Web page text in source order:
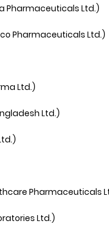
Pharmaceuticals Ltd.)
Pharmaceuticals Ltd.)
Ltd.)
Ltd.)
(Healthcare Pharmaceuticals
Ltd.)